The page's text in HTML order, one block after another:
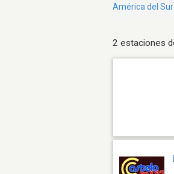
América del Sur
2 estaciones